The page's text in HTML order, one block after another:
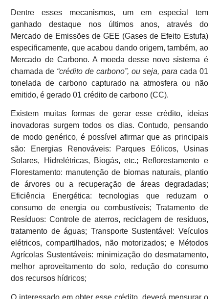
Dentre esses mecanismos, um em especial tem
ganhado destaque nos últimos anos, através do
Mercado de Emissões de GEE (Gases de Efeito Estufa)
especificamente, que acabou dando origem, também, ao
Mercado de Carbono. A moeda desse novo sistema é
chamada de “crédito de carbono”, ou seja, para cada 01
tonelada de carbono capturado na atmosfera ou não
emitido, é gerado 01 crédito de carbono (CC).
Existem muitas formas de gerar esse crédito, ideias
inovadoras surgem todos os dias. Contudo, pensando
de modo genérico, é possível afirmar que as principais
são: Energias Renováveis: Parques Eólicos, Usinas
Solares, Hidrelétricas, Biogás, etc.; Reflorestamento e
Florestamento: manutenção de biomas naturais, plantio
de árvores ou a recuperação de áreas degradadas;
Eficiência Energética: tecnologias que reduzam o
consumo de energia ou combustíveis; Tratamento de
Resíduos: Controle de aterros, reciclagem de resíduos,
tratamento de águas; Transporte Sustentável: Veículos
elétricos, compartilhados, não motorizados; e Métodos
Agrícolas Sustentáveis: minimização do desmatamento,
melhor aproveitamento do solo, redução do consumo
dos recursos hídricos;
O interessado em obter esse crédito, deverá mensurar o